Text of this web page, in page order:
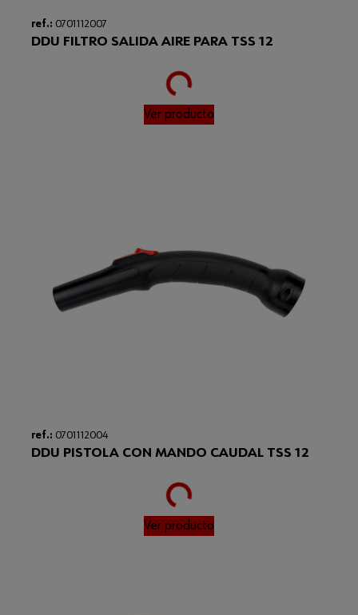
ref.: 0701112007
DDU FILTRO SALIDA AIRE PARA TSS 12
Loading...
Ver producto
ref.: 0701112004
DDU PISTOLA CON MANDO CAUDAL TSS 12
Loading...
Ver producto